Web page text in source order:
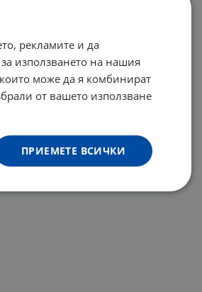
рекламите и да
използването на нашия
може да я комбинират
от вашето използване
ПРИЕМЕТЕ ВСИЧКИ